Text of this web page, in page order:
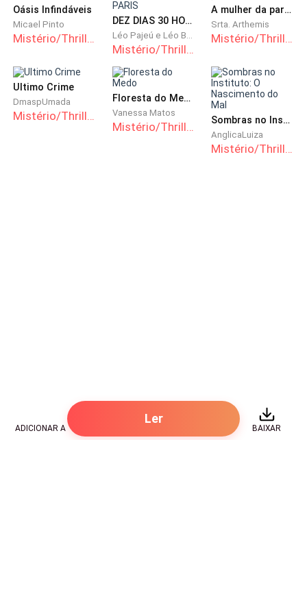
Oásis Infindáveis
Micael Pinto
Mistério/Thriller
DEZ DIAS 30 HORAS: MISSÃO PARIS
Mistério/Thriller
A mulher da parede
Srta. Arthemis
Mistério/Thriller
Ultimo Crime
DmaspUmada
Mistério/Thriller
Floresta do Medo
Vanessa Matos
Mistério/Thriller Sombras no Instituto: O Nascimento do Mal
AnglicaLuiza
Mistério/Thriller
ADICIONAR A
Ler
BAIXAR